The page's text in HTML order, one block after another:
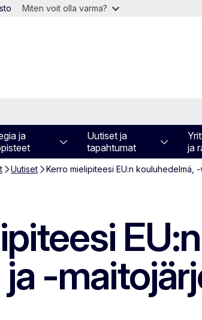
Miten voit olla varma?
ja
Uutiset ja
tapahtumat
ja
Uutiset Kerro mielipiteesi EU:n kouluhedelmä,
-